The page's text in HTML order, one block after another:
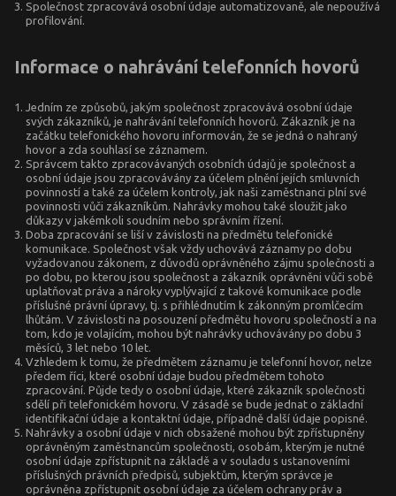
Společnost zpracovává osobní údaje automatizovaně, ale nepoužívá
profilování.
Informace o nahrávání telefonních hovorů
Jedním ze způsobů, jakým společnost zpracovává osobní údaje
svých zákazníků, je nahrávání telefonních hovorů. Zákazník je na
začátku telefonického hovoru informován, že se jedná o nahraný
hovor a zda souhlasí se záznamem.
Správcem takto zpracovávaných osobních údajů je společnost a
osobní údaje jsou zpracovávány za účelem plnění jejích smluvních
povinností a také za účelem kontroly, jak naši zaměstnanci plní své
povinnosti vůči zákazníkům. Nahrávky mohou také sloužit jako
důkazy v jakémkoli soudním nebo správním řízení.
Doba zpracování se liší v závislosti na předmětu telefonické
komunikace. Společnost však vždy uchovává záznamy po dobu
vyžadovanou zákonem, z důvodů oprávněného zájmu společnosti a
po dobu, po kterou jsou společnost a zákazník oprávněni vůči sobě
uplatňovat práva a nároky vyplývající z takové komunikace podle
příslušné právní úpravy, tj. s přihlédnutím k zákonným promlčecím
lhůtám. V závislosti na posouzení předmětu hovoru společností a na
tom, kdo je volajícím, mohou být nahrávky uchovávány po dobu 3
měsíců, 3 let nebo 10 let.
Vzhledem k tomu, že předmětem záznamu je telefonní hovor, nelze
předem říci, které osobní údaje budou předmětem tohoto
zpracování. Půjde tedy o osobní údaje, které zákazník společnosti
sdělí při telefonickém hovoru. V zásadě se bude jednat o základní
identifikační údaje a kontaktní údaje, případně další údaje popisné.
Nahrávky a osobní údaje v nich obsažené mohou být zpřístupněny
oprávněným zaměstnancům společnosti, osobám, kterým je nutné
osobní údaje zpřístupnit na základě a v souladu s ustanoveními
příslušných právních předpisů, subjektům, kterým správce je
oprávněna zpřístupnit osobní údaje za účelem ochrany práv a